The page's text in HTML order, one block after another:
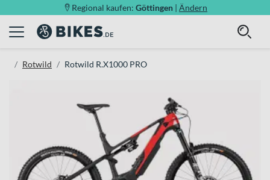
Regional kaufen: Göttingen | Ändern
Rotwild Rotwild R.X1000 PRO